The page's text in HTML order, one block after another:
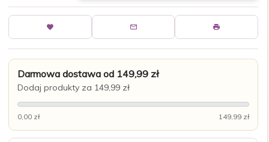
Darmowa dostawa od 149,99 zł
Dodaj produkty za 149,99 zł
0,00 zł 149,99 zł